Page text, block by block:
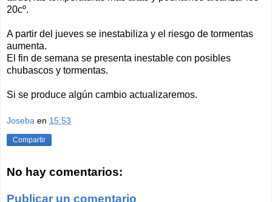
20cº.
A partir del jueves se inestabiliza y el riesgo de tormentas
aumenta.
El fin de semana se presenta inestable con posibles
chubascos y tormentas.
Si se produce algún cambio actualizaremos.
Joseba en 15:53
Compartir
No hay comentarios:
Publicar un comentario